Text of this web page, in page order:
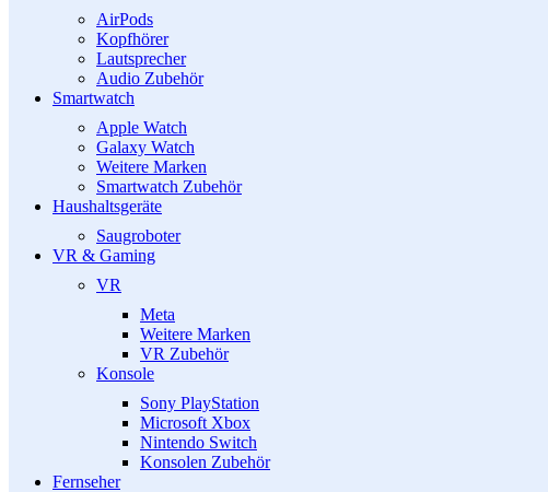
AirPods
Kopfhörer
Lautsprecher
Audio Zubehör
Smartwatch
Apple Watch
Galaxy Watch
Weitere Marken
Smartwatch Zubehör
Haushaltsgeräte
Saugroboter
VR & Gaming
VR
Meta
Weitere Marken
VR Zubehör
Konsole
Sony PlayStation
Microsoft Xbox
Nintendo Switch
Konsolen Zubehör
Fernseher